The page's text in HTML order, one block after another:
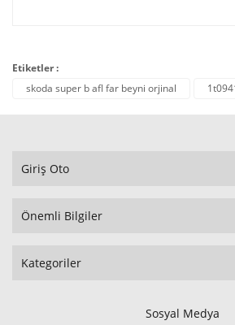
Etiketler :
skoda super b afl far beyni orjinal
Giriş Oto
Önemli Bilgiler
Kategoriler
Sosyal Medya